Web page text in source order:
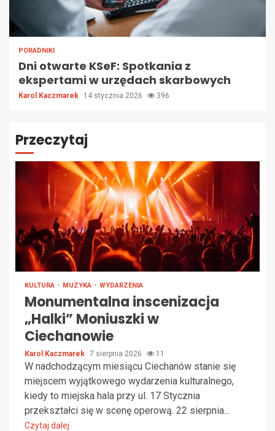
PORADNIKI
Dni otwarte KSeF: Spotkania z
ekspertami w urzędach skarbowych
Karol Kaczmarek 14 stycznia 2026 396
Przeczytaj
KULTURA MUZYKA WYDARZENIA
Monumentalna inscenizacja
„Halki” Moniuszki w
Ciechanowie
Karol Kaczmarek 7 sierpnia 2026 11
W nadchodzącym miesiącu Ciechanów stanie się
miejscem wyjątkowego wydarzenia kulturalnego,
kiedy to miejska hala przy ul. 17 Stycznia
przekształci się w scenę operową. 22 sierpnia...
Czytaj dalej